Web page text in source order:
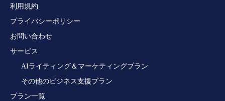
利用規約
プライバシーポリシー
お問い合わせ
サービス
AIライティング＆マーケティングプラン
その他のビジネス支援プラン
プラン一覧